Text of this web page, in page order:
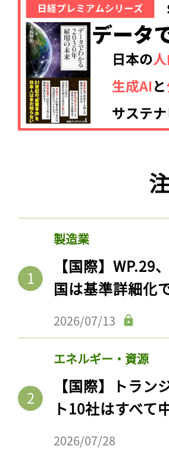
製造業
【国際】
国は基準詳細化
2026/07/13
エネルギー・資源
【国際】トラ
ト10社はすべて
2026/07/28